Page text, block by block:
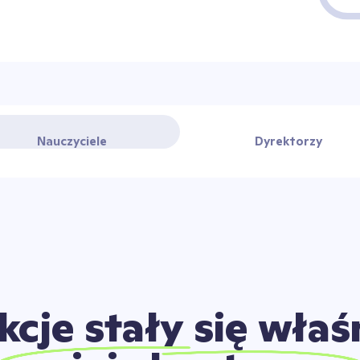
Nauczyciele Dyrektorzy
stały się